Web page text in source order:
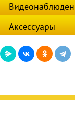
Аксессуары